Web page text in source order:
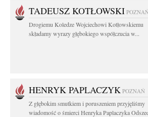
TADEUSZ KOTŁOWSKI POZNAŃ
Drogiemu Koledze Wojciechowi Kotłowskiemu
składamy wyrazy głębokiego współczucia w...
HENRYK PAPLACZYK POZNAŃ
Z głębokim smutkiem i poruszeniem przyjęliśmy
wiadomość o śmierci Henryka Paplaczyka